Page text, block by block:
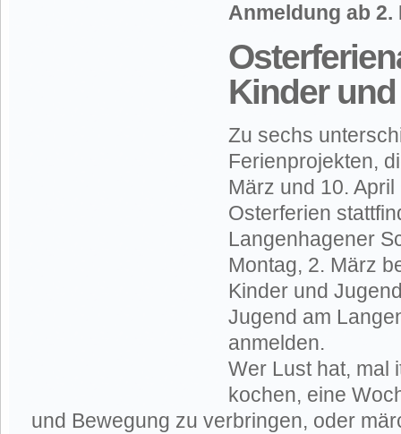
Anmeldung ab 2.
Kinder
Zu sechs
Ferienprojekten,
März und 10.
Osterferien
Langenhagener
Montag, 2. März
Kinder und
Jugend am
anmelden.
Wer Lust hat, mal
kochen, eine
und Bewegung zu verbringen, oder